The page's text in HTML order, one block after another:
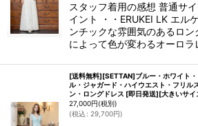
スタッフ着用の感想 普通サ
イント ・・ERUKEI LK エル
ンチックな雰囲気のあるロ
によって色が変わるオーロ
[送料無料][SETTAN]ブルー・ホワイト
ル・ジャガード・ハイウエスト・フリル
ン・ロングドレス [即日発送][大きいサイ
27,000円(税別)
(税込: 29,700円)